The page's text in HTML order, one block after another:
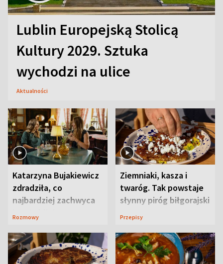
Lublin Europejską Stolicą
Kultury 2029. Sztuka
wychodzi na ulice
Aktualności
Katarzyna Bujakiewicz
zdradziła, co
najbardziej zachwyca
ją w Lublinie
Rozmowy
Ziemniaki, kasza i
twaróg. Tak powstaje
słynny piróg biłgorajski
Przepisy